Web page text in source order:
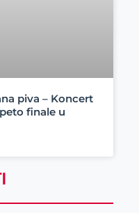
piva – Koncert
finale u